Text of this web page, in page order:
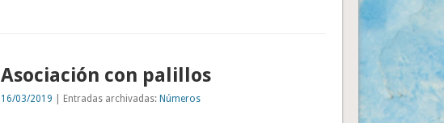
Asociación con palillos
16/03/2019 | Entradas archivadas: Números